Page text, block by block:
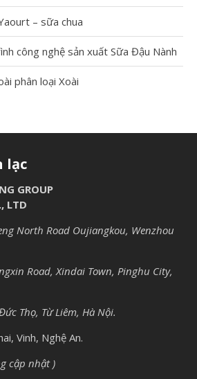
– sữa chua
công nghệ sản xuất Sữa Đậu Nành
phân loại Xoài
lạc
GROUP
LTD
North Road Oujiangkou, Wenzhou
Road, Xindai Town, Pinghu City,
Thọ, Từ Liêm, Hà Nội.
Vinh, Nghệ An.
cập nhật )